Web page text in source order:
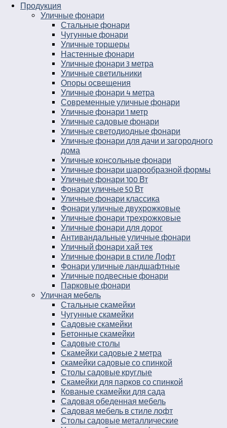
Продукция
Уличные фонари
Стальные фонари
Чугунные фонари
Уличные торшеры
Настенные фонари
Уличные фонари 3 метра
Уличные светильники
Опоры освещения
Уличные фонари 4 метра
Современные уличные фонари
Уличные фонари 1 метр
Уличные садовые фонари
Уличные светодиодные фонари
Уличные фонари для дачи и загородного
дома
Уличные консольные фонари
Уличные фонари шарообразной формы
Уличные фонари 100 Вт
Фонари уличные 50 Вт
Уличные фонари классика
Фонари уличные двухрожковые
Уличные фонари трехрожковые
Уличные фонари для дорог
Антивандальные уличные фонари
Уличный фонари хай тек
Уличные фонари в стиле Лофт
Фонари уличные ландшафтные
Уличные подвесные фонари
Парковые фонари
Уличная мебель
Стальные скамейки
Чугунные скамейки
Садовые скамейки
Бетонные скамейки
Садовые столы
Скамейки садовые 2 метра
Cкамейки садовые со спинкой
Столы садовые круглые
Скамейки для парков со спинкой
Кованые скамейки для сада
Садовая обеденная мебель
Садовая мебель в стиле лофт
Столы садовые металлические